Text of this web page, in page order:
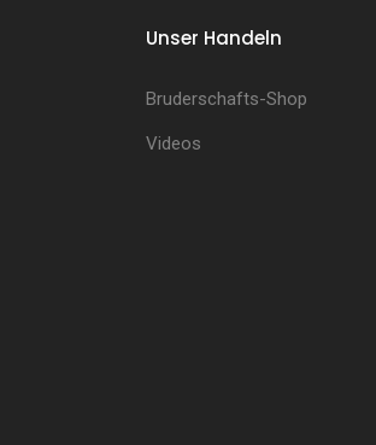
Unser Handeln
Bruderschafts-Shop
Videos